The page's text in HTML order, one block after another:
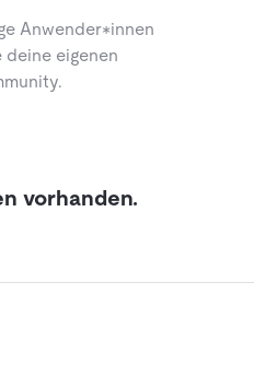
Anwender*innen
eigenen
vorhanden.